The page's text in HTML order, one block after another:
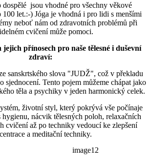
jsou vhodné pro všechny věkové
100 let.:-) Jóga je vhodná i pro lidi s menšími
neboť nám od zdravotních problémů při
cvičení může pomoci.
jejich přínosech pro naše tělesné i duševní
zdraví:
sanskrtského slova "JUDŽ", což v překladu
sjednocení. Tento pojem můžeme chápat jako
těla a psychiky v jeden harmonický celek.
životní styl, který pokrývá vše počínaje
hygienu, nácvik tělesných poloh, relaxačních
cvičení až po techniky vedoucí ke zlepšení
a meditační techniky.